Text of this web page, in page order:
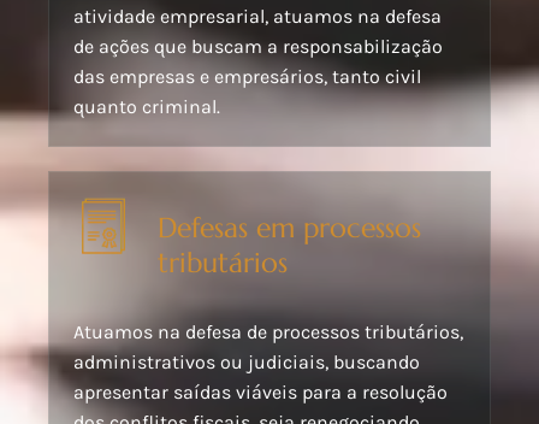
atividade empresarial, atuamos na defesa
de ações que buscam a responsabilização
das empresas e empresários, tanto civil
quanto criminal.
Defesas em processos
tributários
Atuamos na defesa de processos tributários,
administrativos ou judiciais, buscando
apresentar saídas viáveis para a resolução